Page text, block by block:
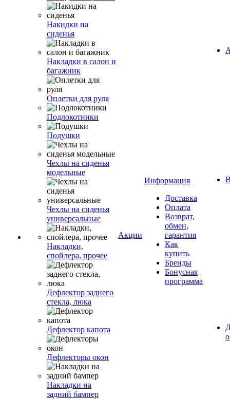
Накидки на
сиденья
Накладки в салон и
багажник
Оплетки для руля
Подлокотники
Подушки
Чехлы на сиденья
модельные
Чехлы на сиденья
универсальные
Накладки,
спойлера, прочее
Дефлектор заднего
стекла, люка
Дефлектор капота
Дефлекторы окон
Накладки на
задний бампер
Акции
Информация
Доставка
Оплата
Возврат,
обмен,
гарантия
Как
купить
Бренды
Бонусная
программа